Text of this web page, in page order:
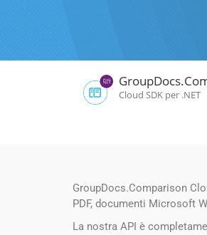
Cloud SDK per .NET
GroupDocs.Comparison
PDF, documenti Microsoft
La nostra API è